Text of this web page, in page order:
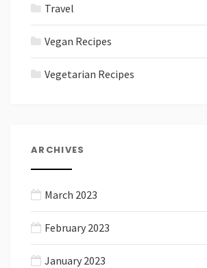
Travel
Vegan Recipes
Vegetarian Recipes
ARCHIVES
March 2023
February 2023
January 2023